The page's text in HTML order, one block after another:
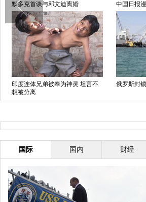
默多克首谈与邓文迪离婚 中国日报
印度连体兄弟被奉为神灵 坦言不
想被分离
俄罗斯封
国际 国内 财经